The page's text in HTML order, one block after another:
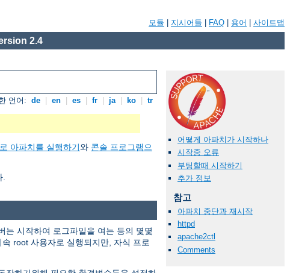
모듈 지시어들 FAQ 용어 사이트맵
2.4
언어: de en es fr ja ko tr
아파치를 실행하기와 콘솔 프로그램으
.
어떻게 아파치가 시작하나
시작중 오류
부팅할때 시작하기
추가 정보
참고
아파치 중단과 재시작
httpd
apache2ctl
Comments
시작하여 로그파일을 여는 등의 몇몇
속 root 사용자로 실행되지만, 자식 프로